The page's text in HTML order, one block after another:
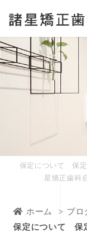
保定について 保
星矯正歯科
ホーム ブロ
保定について 保